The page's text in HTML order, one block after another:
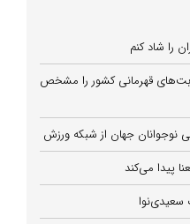
را شاد کنم
قهرمانی کشور را مشخص
جهان از شبکه ورزش
پیدا می‌کند